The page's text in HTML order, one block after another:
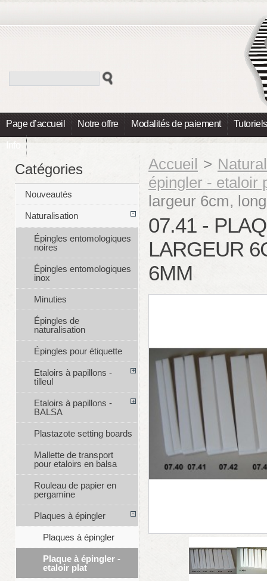
Page d’accueil Notre offre Modalités de paiement Tutoriels
Info
Accueil >
épingler - etaloir
largeur 6cm,
07.41 -
LARGEUR
6MM
Catégories
Nouveautés
Naturalisation
Épingles entomologiques
noires
Épingles entomologiques
inox
Minuties
Épingles de
naturalisation
Épingles pour étiquette
Etaloirs à papillons -
tilleul
Etaloirs à papillons -
BALSA
Plastazote setting boards
Mallette de transport
pour etaloirs en balsa
Rouleau de papier en
pergamine
Plaques à épingler
Plaques à épingler
Plaque à épingler -
etaloir plat